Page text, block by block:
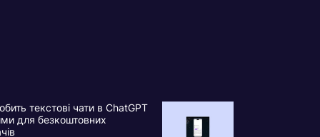
текстові чати в ChatGPT
для безкоштовних